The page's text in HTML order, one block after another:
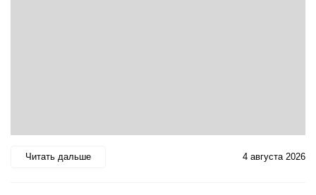
Читать дальше 4 августа 2026